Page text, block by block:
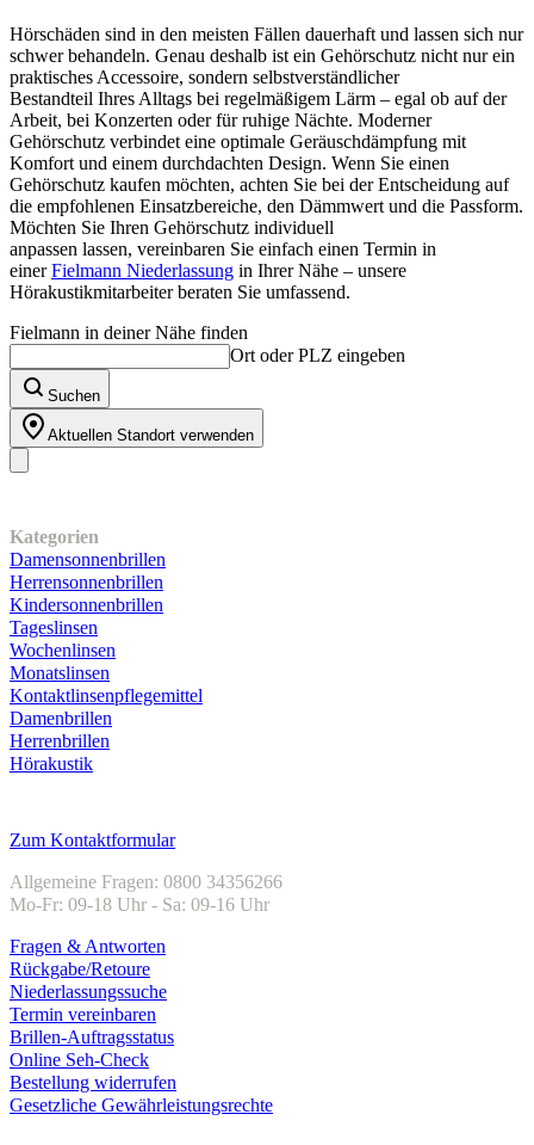
Hörschäden sind in den meisten Fällen dauerhaft und lassen sich nur
schwer behandeln. Genau deshalb ist ein Gehörschutz nicht nur ein
praktisches Accessoire, sondern selbstverständlicher
Bestandteil Ihres Alltags bei regelmäßigem Lärm – egal ob auf der
Arbeit, bei Konzerten oder für ruhige Nächte. Moderner
Gehörschutz verbindet eine optimale Geräuschdämpfung mit
Komfort und einem durchdachten Design. Wenn Sie einen
Gehörschutz kaufen möchten, achten Sie bei der Entscheidung auf
die empfohlenen Einsatzbereiche, den Dämmwert und die Passform.
Möchten Sie Ihren Gehörschutz individuell
anpassen lassen, vereinbaren Sie einfach einen Termin in
einerFielmann Niederlassung in Ihrer Nähe – unsere
Hörakustikmitarbeiter beraten Sie umfassend.
Fielmann in deiner Nähe finden
Ort oder PLZ eingeben
Suchen
Aktuellen Standort verwenden
Kategorien
Damensonnenbrillen
Herrensonnenbrillen
Kindersonnenbrillen
Tageslinsen
Wochenlinsen
Monatslinsen
Kontaktlinsenpflegemittel
Damenbrillen
Herrenbrillen
Hörakustik
Zum Kontaktformular
Allgemeine Fragen: 0800 34356266
Mo-Fr: 09-18 Uhr - Sa: 09-16 Uhr
Fragen & Antworten
Rückgabe/Retoure
Niederlassungssuche
Termin vereinbaren
Brillen-Auftragsstatus
Online Seh-Check
Bestellung widerrufen
Gesetzliche Gewährleistungsrechte